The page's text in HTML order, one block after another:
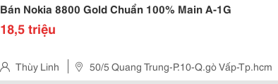
Bán Nokia 8800 Gold Chuẩn 100% Main A-1G
18,5 triệu
Thùy Linh 50/5 Quang Trung-P.10-Q.gò Vấp-Tp.hcm